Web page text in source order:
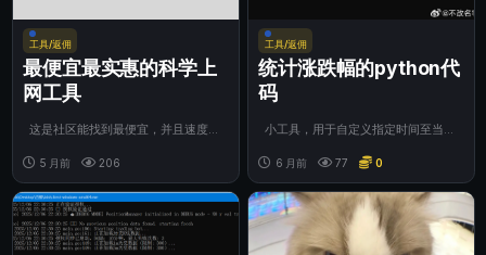
工具/返佣
最便宜最实惠的科学上
网工具
这是社区能找到最便宜，并且速度最
4元钱，...
5 月前 206
工具/返佣
统计涨跌幅的python代
码
小工具，用于自定义指定时间至当时
载吧，py...
6 月前 77 0